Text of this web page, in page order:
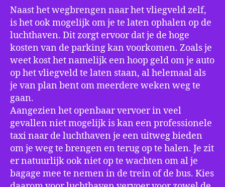
Naast het wegbrengen naar het vliegveld zelf,
is het ook mogelijk om je te laten ophalen op de
luchthaven. Dit zorgt ervoor dat je de hoge
kosten van de parking kan voorkomen. Zoals je
weet kost het namelijk een hoop geld om je auto
op het vliegveld te laten staan, al helemaal als
je van plan bent om meerdere weken weg te
gaan.
Aangezien het openbaar vervoer in veel
gevallen niet mogelijk is kan een professionele
taxi naar de luchthaven je een uitweg bieden
om je weg te brengen en terug op te halen. Je zit
er natuurlijk ook niet op te wachten om al je
bagage mee te nemen in de trein of de bus. Kies